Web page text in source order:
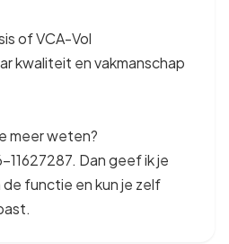
of VCA-Vol
kwaliteit en vakmanschap
meer weten?
11627287. Dan geef ik je
functie en kun je zelf